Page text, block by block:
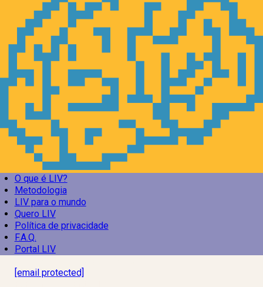
O que é LIV?
Metodologia
LIV para o mundo
Quero LIV
Política de privacidade
F.A.Q.
Portal LIV
[email protected]